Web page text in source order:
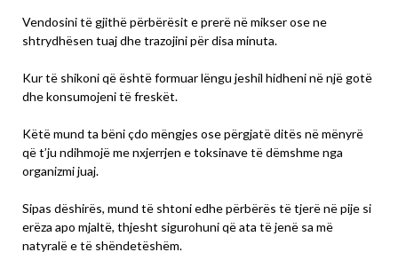
Vendosini të gjithë përbërësit e prerë në mikser ose ne
shtrydhësen tuaj dhe trazojini për disa minuta.
Kur të shikoni që është formuar lëngu jeshil hidheni në një gotë
dhe konsumojeni të freskët.
Këtë mund ta bëni çdo mëngjes ose përgjatë ditës në mënyrë
që t’ju ndihmojë me nxjerrjen e toksinave të dëmshme nga
organizmi juaj.
Sipas dëshirës, mund të shtoni edhe përbërës të tjerë në pije si
erëza apo mjaltë, thjesht sigurohuni që ata të jenë sa më
natyralë e të shëndetëshëm.